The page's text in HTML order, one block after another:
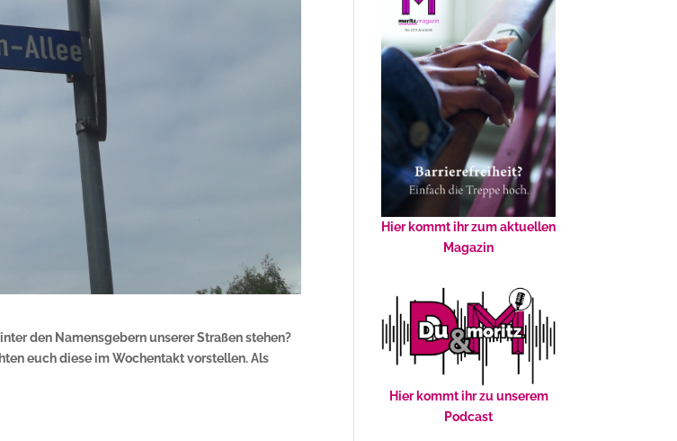
den Namensgebern unserer Straßen stehen?
euch diese im Wochentakt vorstellen. Als
Hier kommt ihr zum aktuellen
Magazin
Hier kommt ihr zu unserem
Podcast